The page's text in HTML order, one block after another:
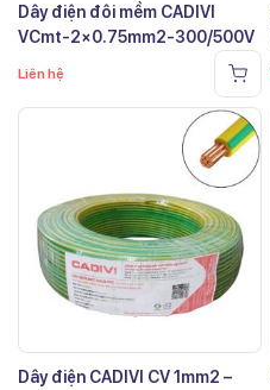
Dây điện đôi mềm CADIVI
VCmt-2×0.75mm2-300/500V
Liên hệ
Dây điện CADIVI CV 1mm2 –